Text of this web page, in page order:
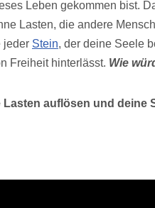
Leben gekommen bist.
Lasten, die andere
jeder Stein, der deine Seele
Freiheit hinterlässt. Wie
auflösen und deine